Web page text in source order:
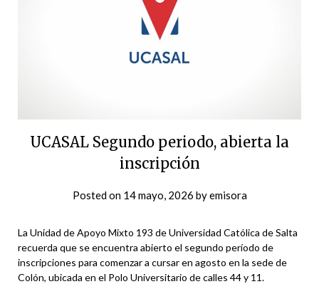
UCASAL Segundo periodo, abierta la
inscripción
Posted on 14 mayo, 2026 byemisora
La Unidad de Apoyo Mixto 193 de Universidad Católica de Salta
recuerda que se encuentra abierto el segundo período de
inscripciones para comenzar a cursar en agosto en la sede de
Colón, ubicada en el Polo Universitario de calles 44 y 11.